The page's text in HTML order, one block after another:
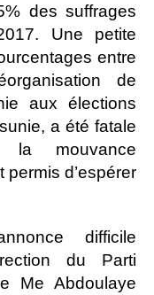
des suffrages
Une petite
entre
de
aux élections
a été fatale
mouvance
permis d’espérer
difficile
du Parti
Me Abdoulaye